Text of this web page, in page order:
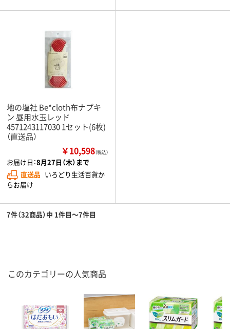
地の塩社 Be*cloth布ナプキ
ン 昼用水玉レッド
4571243117030 1セット(6枚)
（直送品）
￥10,598（税込）
お届け日：8月27日（木）まで
直送品 いろどり生活百貨か
らお届け
7件（32商品）中 1件目～7件目
このカテゴリーの人気商品